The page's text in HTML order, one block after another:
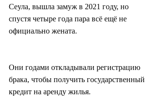
Сеула, вышла замуж в 2021 году, но
спустя четыре года пара всё ещё не
официально жената.
Они годами откладывали регистрацию
брака, чтобы получить государственный
кредит на аренду жилья.